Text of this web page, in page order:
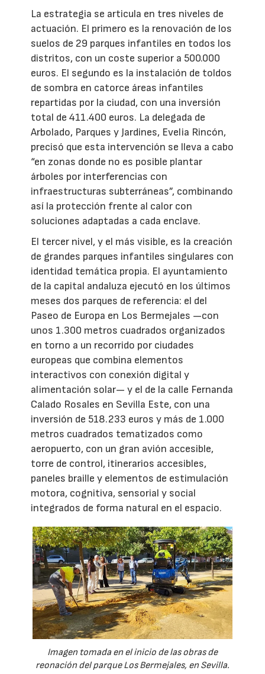
La estrategia se articula en tres niveles de
actuación. El primero es la renovación de los
suelos de 29 parques infantiles en todos los
distritos, con un coste superior a 500.000
euros. El segundo es la instalación de toldos
de sombra en catorce áreas infantiles
repartidas por la ciudad, con una inversión
total de 411.400 euros. La delegada de
Arbolado, Parques y Jardines, Evelia Rincón,
precisó que esta intervención se lleva a cabo
“en zonas donde no es posible plantar
árboles por interferencias con
infraestructuras subterráneas”, combinando
así la protección frente al calor con
soluciones adaptadas a cada enclave.
El tercer nivel, y el más visible, es la creación
de grandes parques infantiles singulares con
identidad temática propia. El ayuntamiento
de la capital andaluza ejecutó en los últimos
meses dos parques de referencia: el del
Paseo de Europa en Los Bermejales —con
unos 1.300 metros cuadrados organizados
en torno a un recorrido por ciudades
europeas que combina elementos
interactivos con conexión digital y
alimentación solar— y el de la calle Fernanda
Calado Rosales en Sevilla Este, con una
inversión de 518.233 euros y más de 1.000
metros cuadrados tematizados como
aeropuerto, con un gran avión accesible,
torre de control, itinerarios accesibles,
paneles braille y elementos de estimulación
motora, cognitiva, sensorial y social
integrados de forma natural en el espacio.
Imagen tomada en el inicio de las obras de
reonación del parque Los Bermejales, en Sevilla.